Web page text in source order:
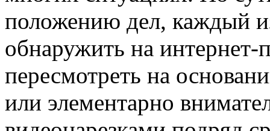
положению дел, каждый
обнаружить на интернет-
пересмотреть на
или элементарно